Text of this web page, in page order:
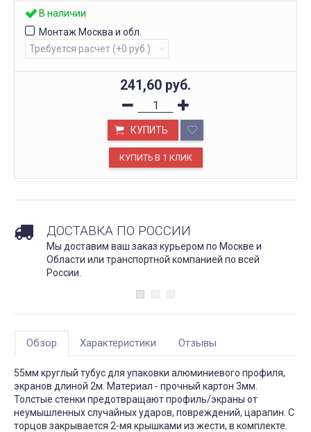
В наличии
Монтаж Москва и обл.
241,60 руб.
КУПИТЬ
ДОСТАВКА ПО РОССИИ
Мы доставим ваш заказ курьером по Москве и
Области или транспортной компанией по всей
России.
Обзор Характеристики Отзывы
55мм круглый тубус для упаковки алюминиевого профиля,
экранов длиной 2м. Материал - прочный картон 3мм.
Толстые стенки предотвращают профиль/экраны от
неумышленных случайных ударов, повреждений, царапин. С
торцов закрывается 2-мя крышками из жести, в комплекте.